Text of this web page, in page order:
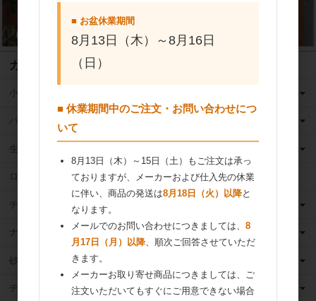
カテゴリ
小麦粉
バター
生クリーム
ロングライフ牛乳
チーズ
ナッツ
砂糖
チョコレート
■ お盆休業期間
8月13日（木）～8月16日
（日）
■ 休業期間中のご注文・お問い合わせにつ
いて
8月13日（木）～15日（土）もご注文は承っ
ておりますが、メーカーおよび仕入先の休業
に伴い、商品の発送は8月18日（火）以降と
なります。
メールでのお問い合わせにつきましては、 8
月17日（月）以降、順次ご回答させていただ
きます。
メーカーお取り寄せ商品につきましては、ご
注文いただいてもすぐにご用意できない場合